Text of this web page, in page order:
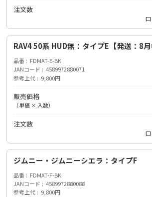
注文数
RAV4 50系 HUD無：タイプE【発送：8月
品番
FDMAT-E-BK
JANコード
4589972880071
参考上代
9,800円
販売価格
（単価 × 入数）
注文数
ジムニー・ジムニーシエラ：タイプF
品番
FDMAT-F-BK
JANコード
4589972880088
参考上代
9,800円